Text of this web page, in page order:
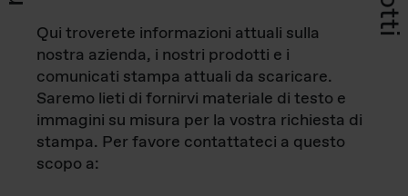
Qui troverete informazioni attuali sulla
nostra azienda, i nostri prodotti e i
comunicati stampa attuali da scaricare.
Saremo lieti di fornirvi materiale di testo e
immagini su misura per la vostra richiesta di
stampa. Per favore contattateci a questo
scopo a: